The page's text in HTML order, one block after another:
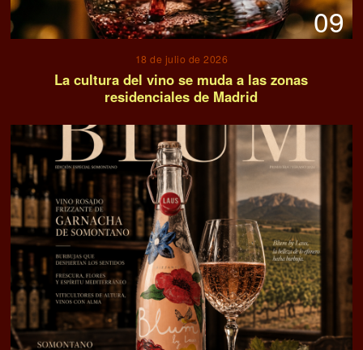
09
18 de julio de 2026
La cultura del vino se muda a las zonas
residenciales de Madrid